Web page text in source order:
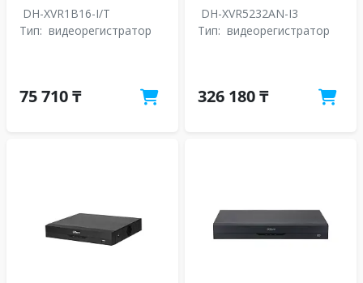
DH-XVR1B16-I/T
Тип: видеорегистратор
75 710 ₸
DH-XVR5232AN-I3
Тип: видеорегистратор
326 180 ₸